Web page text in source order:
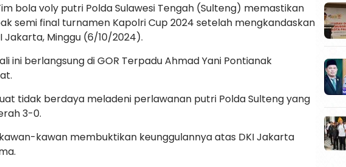
bola voly putri Polda Sulawesi Tengah (Sulteng) memastikan
semi final turnamen Kapolri Cup 2024 setelah mengkandaskan
Jakarta, Minggu (6/10/2024).
ini berlangsung di GOR Terpadu Ahmad Yani Pontianak
tidak berdaya meladeni perlawanan putri Polda Sulteng yang
3-0.
kawan membuktikan keunggulannya atas DKI Jakarta